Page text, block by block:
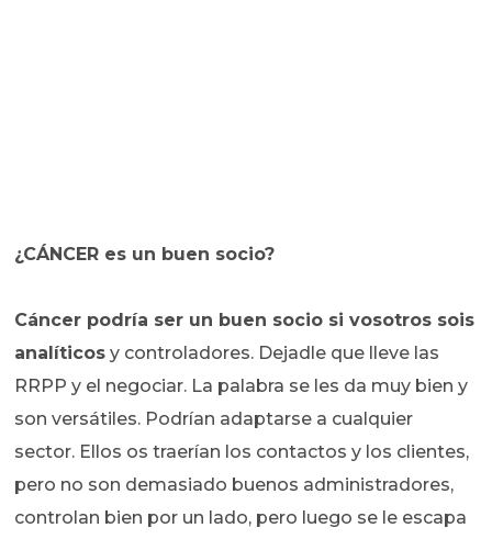
¿CÁNCER es un buen socio?
Cáncer podría ser un buen socio si vosotros sois
analíticos y controladores. Dejadle que lleve las
RRPP y el negociar. La palabra se les da muy bien y
son versátiles. Podrían adaptarse a cualquier
sector. Ellos os traerían los contactos y los clientes,
pero no son demasiado buenos administradores,
controlan bien por un lado, pero luego se le escapa